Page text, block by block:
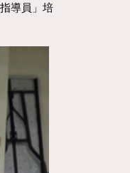
導員」培